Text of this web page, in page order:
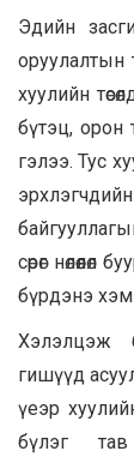
Эдийн
оруулалтын
хуулийн
бүтэц, орон
гэлээ. Тус
сөрөг
бүрдэнэ
Хэлэлцэж
гишүүд
үеэр
бүлэг